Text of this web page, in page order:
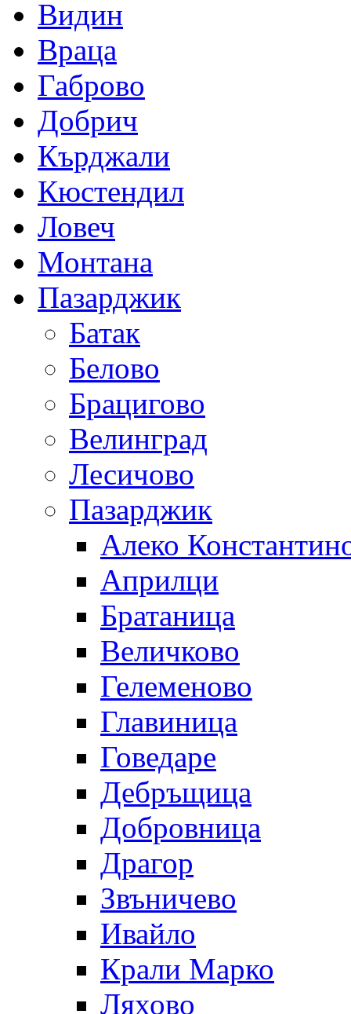
Видин
Враца
Габрово
Добрич
Кърджали
Кюстендил
Ловеч
Монтана
Пазарджик
Батак
Белово
Брацигово
Велинград
Лесичово
Пазарджик
Алеко
Априлци
Братаница
Величково
Гелеменово
Главиница
Говедаре
Дебръщица
Добровница
Драгор
Звъничево
Ивайло
Крали Марко
Ляхово